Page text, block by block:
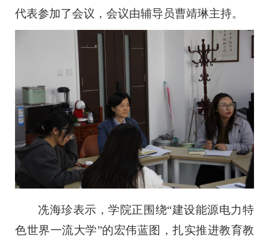
代表参加了会议，会议由辅导员曹靖琳主持。
冼海珍表示，学院正围绕“建设能源电力特
色世界一流大学”的宏伟蓝图，扎实推进教育教